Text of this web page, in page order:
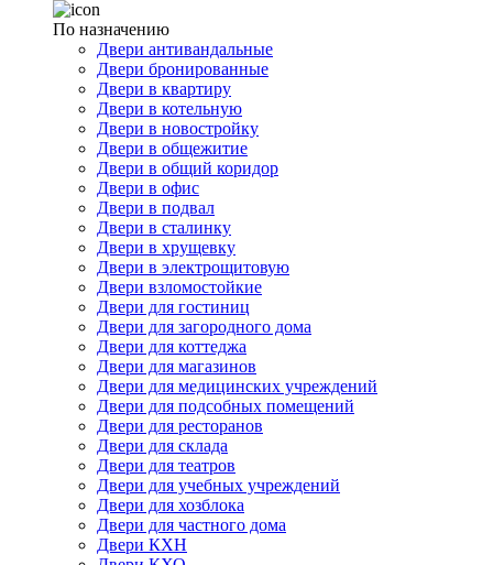
По назначению
Двери антивандальные
Двери бронированные
Двери в квартиру
Двери в котельную
Двери в новостройку
Двери в общежитие
Двери в общий коридор
Двери в офис
Двери в подвал
Двери в сталинку
Двери в хрущевку
Двери в электрощитовую
Двери взломостойкие
Двери для гостиниц
Двери для загородного дома
Двери для коттеджа
Двери для магазинов
Двери для медицинских учреждений
Двери для подсобных помещений
Двери для ресторанов
Двери для склада
Двери для театров
Двери для учебных учреждений
Двери для хозблока
Двери для частного дома
Двери КХН